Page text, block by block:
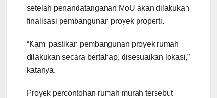
setelah penandatanganan MoU akan dilakukan
finalisasi pembangunan proyek properti.
“Kami pastikan pembangunan proyek rumah
dilakukan secara bertahap, disesuaikan lokasi,”
katanya.
Proyek percontohan rumah murah tersebut